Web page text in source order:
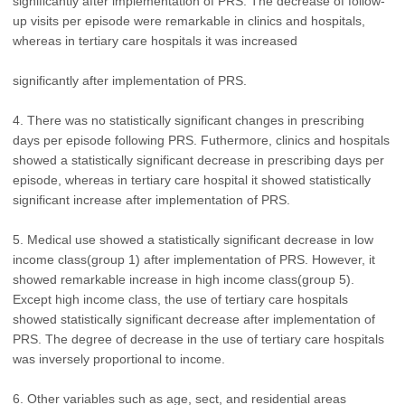
up visits per episode were remarkable in clinics and hospitals,
whereas in tertiary care hospitals it was increased
significantly after implementation of PRS.
4. There was no statistically significant changes in prescribing
days per episode following PRS. Futhermore, clinics and hospitals
showed a statistically significant decrease in prescribing days per
episode, whereas in tertiary care hospital it showed statistically
significant increase after implementation of PRS.
5. Medical use showed a statistically significant decrease in low
income class(group 1) after implementation of PRS. However, it
showed remarkable increase in high income class(group 5).
Except high income class, the use of tertiary care hospitals
showed statistically significant decrease after implementation of
PRS. The degree of decrease in the use of tertiary care hospitals
was inversely proportional to income.
6. Other variables such as age, sect, and residential areas